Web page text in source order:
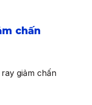
chấn
giảm chấn